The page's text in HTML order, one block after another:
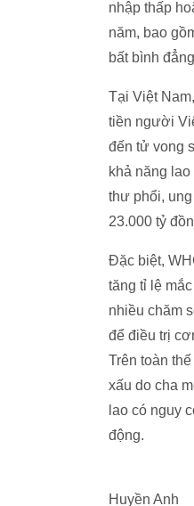
nhập thấp
năm, bao
bất bình
Tại Việt
tiền người
đến tử vong
khả năng
thư phổi,
23.000 tỷ
Đặc biệt,
tăng tỉ lệ
nhiều chăm
để điều trị
Trên toàn
xấu do cha
lao có nguy
động.
Huyền Anh